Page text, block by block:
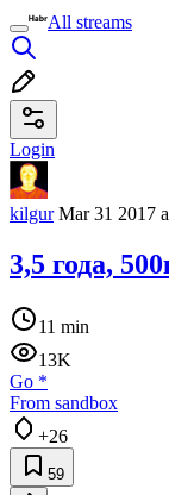
All streams
Login
kilgurMar 31 2017
3,5 года,
11 min
13K
Go *
From sandbox
+26
59